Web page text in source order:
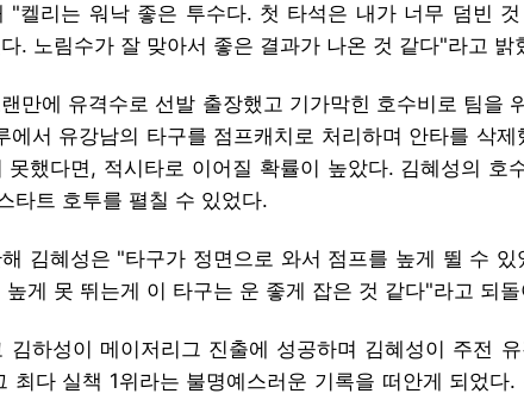
"켈리는 워낙 좋은 투수다. 첫 타석은 내가 너무 덤빈
. 노림수가 잘 맞아서 좋은 결과가 나온 것 같다"라고 밝
만에 유격수로 선발 출장했고 기가막힌 호수비로 팀을
에서 유강남의 타구를 점프캐치로 처리하며 안타를 삭제
못했다면, 적시타로 이어질 확률이 높았다. 김혜성의 호
타트 호투를 펼칠 수 있었다.
김혜성은 "타구가 정면으로 와서 점프를 높게 뛸 수 있
높게 못 뛰는게 이 타구는 운 좋게 잡은 것 같다"라고 되
김하성이 메이저리그 진출에 성공하며 김혜성이 주전
최다 실책 1위라는 불명예스러운 기록을 떠안게 되었다.